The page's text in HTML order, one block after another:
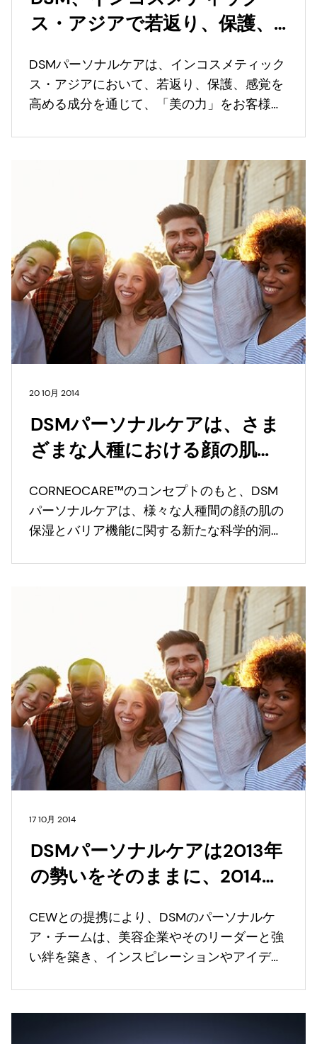
ス・アジアで若返り、保護、
ーを披露
DSMパーソナルケアは、インコスメティック
ス・アジアにおいて、若返り、保護、感覚を
高める成分を通じて、「美の力」をお客様に
20 10月 2014
DSMパーソナルケアは、さま
ざまな人種における顔の肌の
解明する画期的な技術を開発
した。
CORNEOCARE™のコンセプトのもと、DSM
パーソナルケアは、様々な人種間の顔の肌の
保湿とバリア機能に関する新たな科学的洞察
17 10月 2014
DSMパーソナルケアは2013年
の勢いをそのままに、2014年
ダイヤモンドスポンサーを務
めました。
CEWとの提携により、DSMのパーソナルケ
ア・チームは、美容企業やそのリーダーと強
い絆を築き、インスピレーションやアイデ